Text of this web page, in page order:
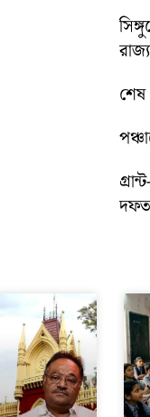
শেষ